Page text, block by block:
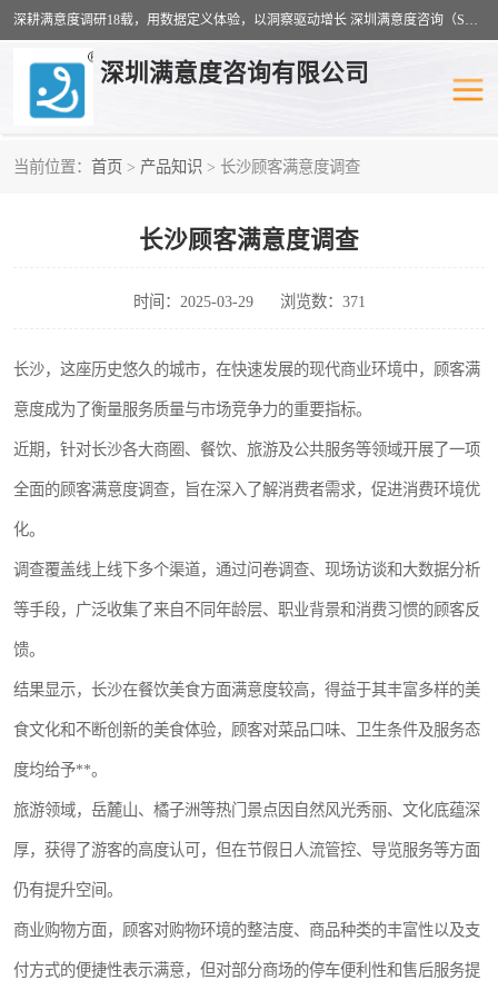
深耕满意度调研18载，用数据定义体验，以洞察驱动增长 深圳满意度咨询（SSC）：十八年专注，丈量每一份体验。
深圳满意度咨询有限公司
当前位置： 首页 > 产品知识 > 长沙顾客满意度调查
长沙顾客满意度调查
时间：2025-03-29 浏览数：371
长沙，这座历史悠久的城市，在快速发展的现代商业环境中，顾客满
意度成为了衡量服务质量与市场竞争力的重要指标。
近期，针对长沙各大商圈、餐饮、旅游及公共服务等领域开展了一项
全面的顾客满意度调查，旨在深入了解消费者需求，促进消费环境优
化。
调查覆盖线上线下多个渠道，通过问卷调查、现场访谈和大数据分析
等手段，广泛收集了来自不同年龄层、职业背景和消费习惯的顾客反
馈。
结果显示，长沙在餐饮美食方面满意度较高，得益于其丰富多样的美
食文化和不断创新的美食体验，顾客对菜品口味、卫生条件及服务态
度均给予**。
旅游领域，岳麓山、橘子洲等热门景点因自然风光秀丽、文化底蕴深
厚，获得了游客的高度认可，但在节假日人流管控、导览服务等方面
仍有提升空间。
商业购物方面，顾客对购物环境的整洁度、商品种类的丰富性以及支
付方式的便捷性表示满意，但对部分商场的停车便利性和售后服务提
客户满意度调查 医疗服务业满意度
公共事务满意度调查 餐饮业满意度调查
营商环境满意度 员工满意度
服务满意度调查 汽车行业满意度